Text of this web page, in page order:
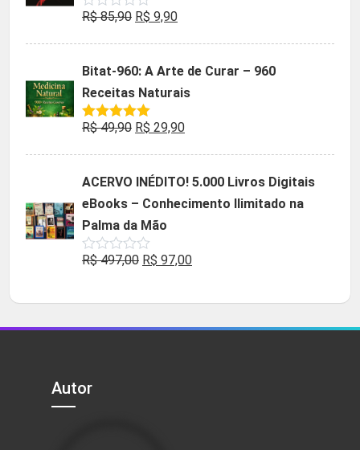
Avaliação
de
R$85,90 O
era:
R$ 85,90.
R$ 9,90O
é:
R$ 9,90.
Bitat-960: A Arte de Curar – 960
Receitas Naturais
Avaliação
R$49,90 O
era:
R$ 49,90.
R$ 29,90O
é:
R$ 29,90.
ACERVO INÉDITO! 5.000 Livros Digitais
eBooks – Conhecimento Ilimitado na
Palma da Mão
Avaliação
5
R$497,00 O
original
era:
R$ 97,00O
atual
é:
Autor